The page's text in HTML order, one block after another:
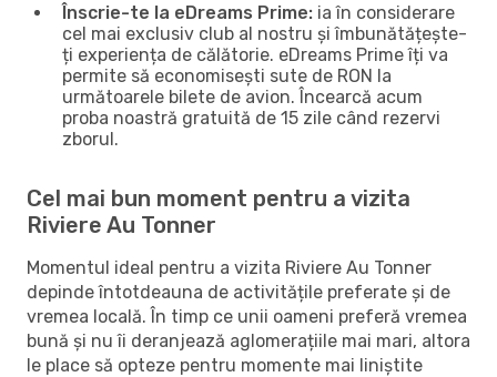
Înscrie-te la eDreams Prime: ia în considerare
cel mai exclusiv club al nostru și îmbunătățește-
ți experiența de călătorie. eDreams Prime îți va
permite să economisești sute de RON la
următoarele bilete de avion. Încearcă acum
proba noastră gratuită de 15 zile când rezervi
zborul.
Cel mai bun moment pentru a vizita
Riviere Au Tonner
Momentul ideal pentru a vizita Riviere Au Tonner
depinde întotdeauna de activitățile preferate și de
vremea locală. În timp ce unii oameni preferă vremea
bună și nu îi deranjează aglomerațiile mai mari, altora
le place să opteze pentru momente mai liniștite